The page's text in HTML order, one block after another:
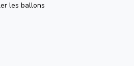
les ballons